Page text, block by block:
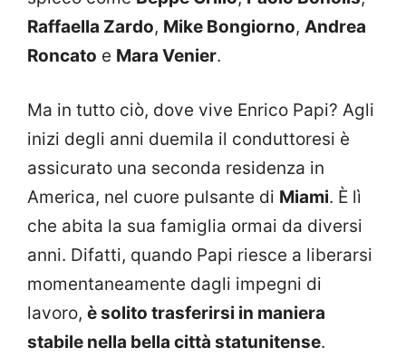
Raffaella Zardo, Mike Bongiorno, Andrea
Roncato e Mara Venier.
Ma in tutto ciò, dove vive Enrico Papi? Agli
inizi degli anni duemila il conduttoresi è
assicurato una seconda residenza in
America, nel cuore pulsante di Miami. È lì
che abita la sua famiglia ormai da diversi
anni. Difatti, quando Papi riesce a liberarsi
momentaneamente dagli impegni di
lavoro, è solito trasferirsi in maniera
stabile nella bella città statunitense.